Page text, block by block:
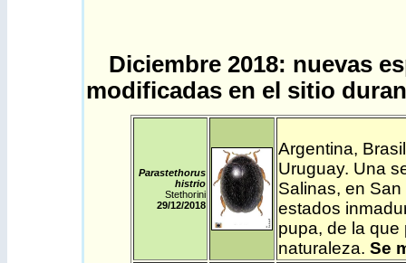
Diciembre 2018: nuevas
modificadas en el sitio
Parastethorus
histrio
Stethorini
29/12/2018
Argentina, Brasil
Uruguay. Una
Salinas, en
estados
pupa, de la que
naturaleza. Se